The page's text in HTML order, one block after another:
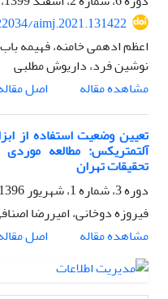
aimj.2021.131422
اعظم ادهمی خامنه، فهیمه
نوشین فرد، داریوش مطلبی
مشاهده مقاله
اصل
آلتمتریکس: مطالعه
تحقیقات تهران
دوره 3، شماره 1، شهریور 1396، صفحه
فیروزه دوخانی، امیررضا
مشاهده مقاله
اصل